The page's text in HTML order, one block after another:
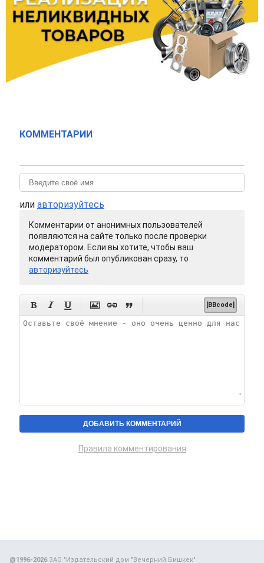
КОММЕНТАРИИ
или авторизуйтесь
Комментарии от анонимных пользователей
появляются на сайте только после проверки
модератором. Если вы хотите, чтобы ваш
комментарий был опубликован сразу, то
авторизуйтесь
      [BBcode]
Правила комментирования
@1996-2026ЗАО "Издательский дом "Вечерний Бишкек"